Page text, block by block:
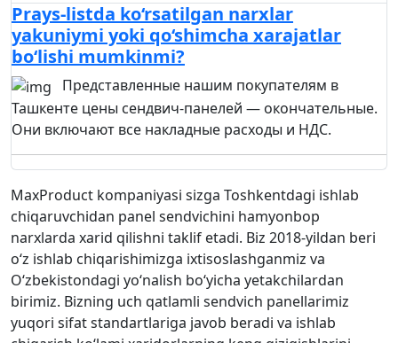
Prays-listda ko‘rsatilgan narxlar
yakuniymi yoki qo‘shimcha xarajatlar
bo‘lishi mumkinmi?
Представленные нашим покупателям в
Ташкенте цены сендвич-панелей — окончательные.
Они включают все накладные расходы и НДС.
MaxProduct kompaniyasi sizga Toshkentdagi ishlab
chiqaruvchidan panel sendvichini hamyonbop
narxlarda xarid qilishni taklif etadi. Biz 2018-yildan beri
o‘z ishlab chiqarishimizga ixtisoslashganmiz va
O‘zbekistondagi yo‘nalish bo‘yicha yetakchilardan
birimiz. Bizning uch qatlamli sendvich panellarimiz
yuqori sifat standartlariga javob beradi va ishlab